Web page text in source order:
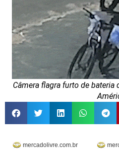
Câmera flagra furto de
mercadolivre.com.br